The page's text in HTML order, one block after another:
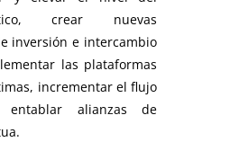
crear nuevas
inversión e intercambio
las plataformas
incrementar el flujo
alianzas de